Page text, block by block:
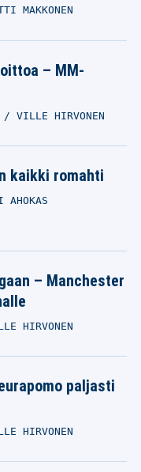
MAKKONEN
– MM-
VILLE HIRVONEN
kaikki romahti
AHOKAS
– Manchester
HIRVONEN
paljasti
HIRVONEN